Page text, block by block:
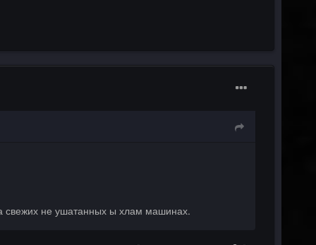
свежих не ушатанных ы хлам машинах.